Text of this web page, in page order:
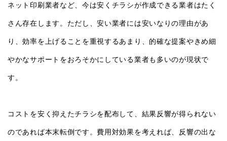
ネット印刷業者など、今は安くチラシが作成できる業者はたく
さん存在します。ただし、安い業者には安いなりの理由があ
り、効率を上げることを重視するあまり、的確な提案やきめ細
やかなサポートをおろそかにしている業者も多いのが現状で
す。
コストを安く抑えたチラシを配布して、結果反響が得られない
のであれば本末転倒です。費用対効果を考えれば、反響の出な